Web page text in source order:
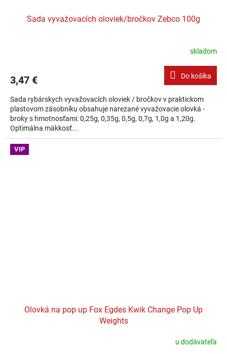
Sada vyvažovacích oloviek/bročkov Zebco 100g
skladom
3,47 € Do košíka
Sada rybárskych vyvažovacích oloviek / bročkov v praktickom
plastovom zásobníku obsahuje narezané vyvažovacie olovká -
broky s hmotnosťami: 0,25g, 0,35g, 0,5g, 0,7g, 1,0g a 1,20g.
Optimálna mäkkosť...
VIP
Olovká na pop up Fox Egdes Kwik Change Pop Up
Weights
u dodávateľa